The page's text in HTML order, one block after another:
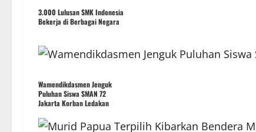
3.000 Lulusan SMK Indonesia
Bekerja di Berbagai Negara
Wamendikdasmen Jenguk
Puluhan Siswa SMAN 72
Jakarta Korban Ledakan